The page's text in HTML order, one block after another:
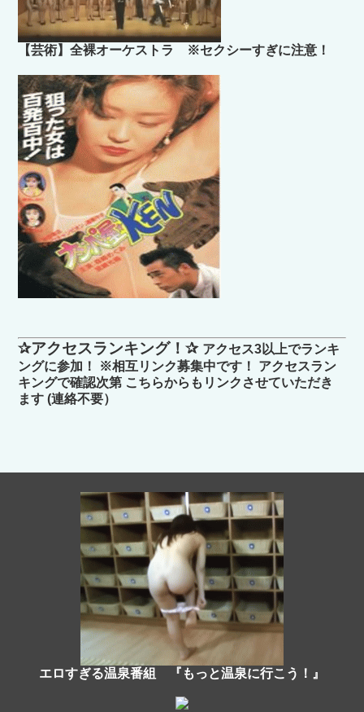
【芸術】全裸オーケストラ ※セクシーすぎに注意！
✰アクセスランキング！✰ アクセス3以上でランキ
ングに参加！ ※相互リンク募集中です！ アクセスラン
キングで確認次第 こちらからもリンクさせていただき
ます (連絡不要）
エロすぎる温泉番組 『もっと温泉に行こう！』